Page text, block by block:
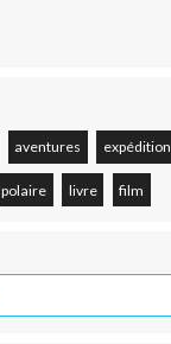
aventures expédition
polaire livre film